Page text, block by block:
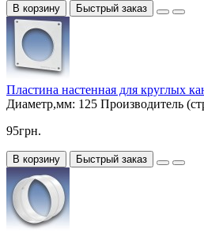
В корзину Быстрый заказ
Пластина настенная для круглых
Диаметр,мм: 125 Производитель
95грн.
В корзину Быстрый заказ